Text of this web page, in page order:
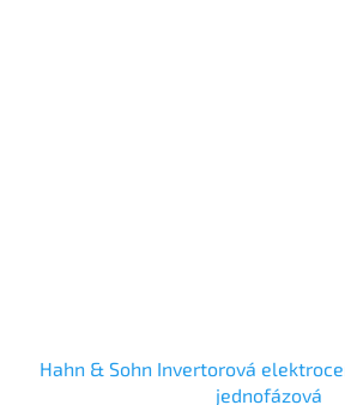
Hahn & Sohn Invertorová
jednofázová